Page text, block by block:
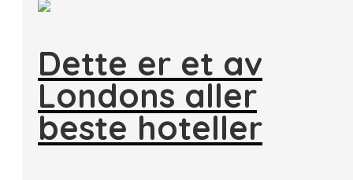
Dette er et av
Londons aller
beste hoteller